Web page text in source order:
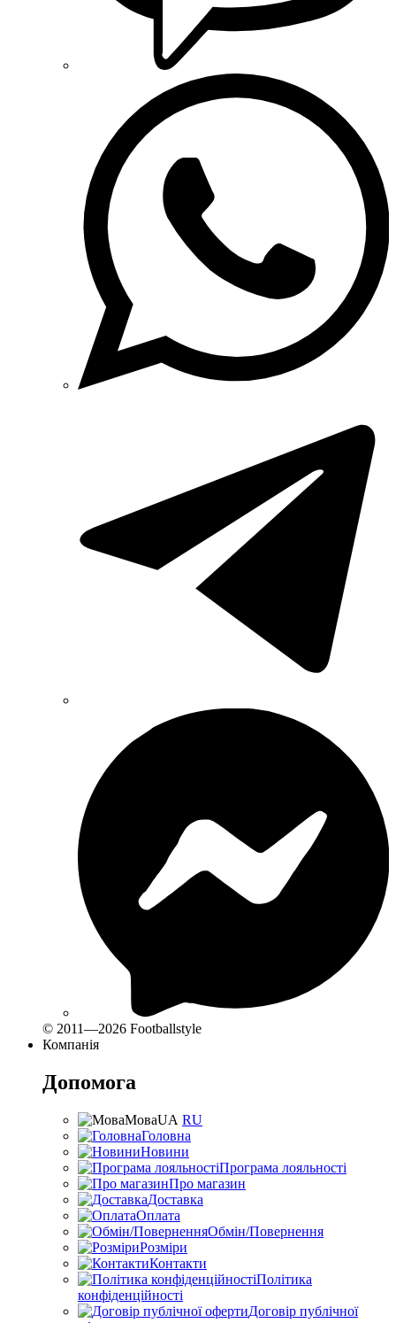
© 2011—2026 Footballstyle
Компанія
Допомога
МоваUA RU
Головна
Новини
Програма лояльності
Про магазин
Доставка
Оплата
Обмін/Повернення
Розміри
Контакти
Політика
конфіденційності
Договір публічної